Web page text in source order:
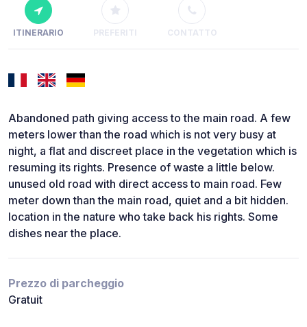
ITINERARIO PREFERITI CONTATTO
Abandoned path giving access to the main road. A few
meters lower than the road which is not very busy at
night, a flat and discreet place in the vegetation which is
resuming its rights. Presence of waste a little below.
unused old road with direct access to main road. Few
meter down than the main road, quiet and a bit hidden.
location in the nature who take back his rights. Some
dishes near the place.
Prezzo di parcheggio
Gratuit